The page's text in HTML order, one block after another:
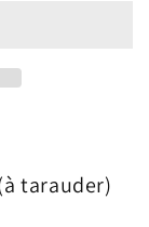
tarauder)